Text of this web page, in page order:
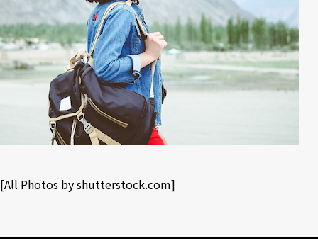
[All Photos byshutterstock.com]